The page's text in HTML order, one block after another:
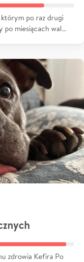
po raz drugi
po miesiącach wal…
zdrowia Kefira Po